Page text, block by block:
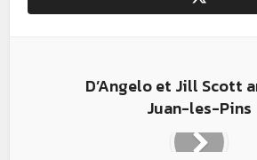
D’Angelo et Jill Scott
Juan-les-Pins